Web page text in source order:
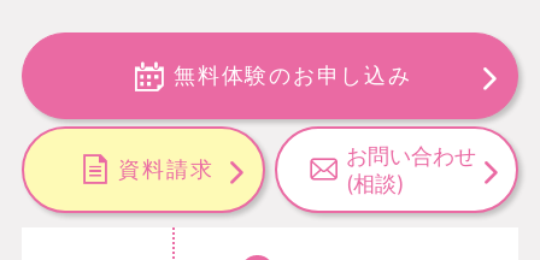
無料体験のお申し込み
資料請求
お問い合わせ
(相談)